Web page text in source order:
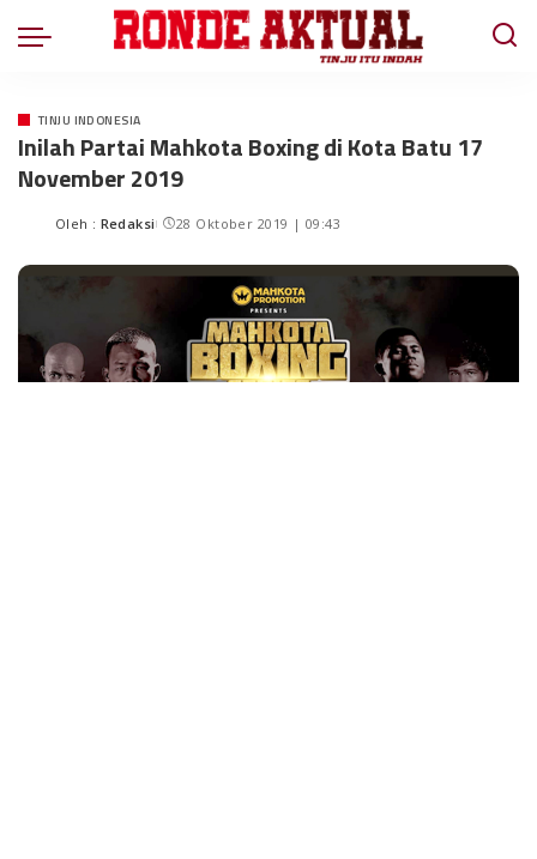
TINJU INDONESIA
Inilah Partai Mahkota Boxing di Kota Batu 17
November 2019
Oleh : Redaksi 28 Oktober 2019 | 09:43